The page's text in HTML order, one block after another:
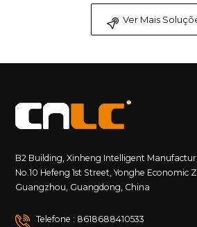
Ver Mais
B2 Building, Xinheng Intelligent
No.10 Hefeng 1st Street, Yonghe Economic
Guangzhou, Guangdong, China
Telefone : 8618688410533